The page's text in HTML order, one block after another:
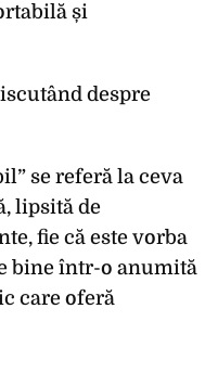
și
despre
se referă la ceva
lipsită de
fie că este vorba
bine într-o anumită
care oferă